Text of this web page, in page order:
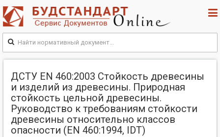
ДСТУ EN 460:2003 Стойкость древесины
и изделий из древесины. Природная
стойкость цельной древесины.
Руководство к требованиям стойкости
древесины относительно классов
опасности (EN 460:1994, IDТ)